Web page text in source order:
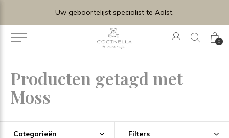
0
Uw geboortelijst specialist te Aalst.
Producten getagd met
Moss
Categorieën Filters